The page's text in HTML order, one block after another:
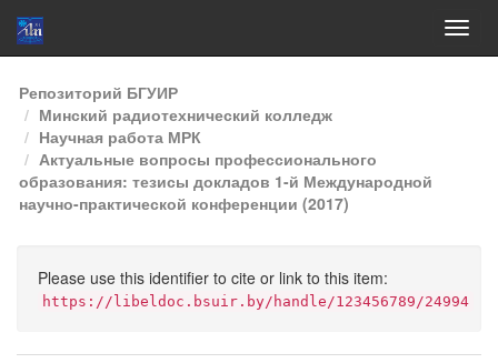
Skip
navigation
Репозиторий БГУИР
Минский радиотехнический колледж
Научная работа МРК
Актуальные вопросы профессионального
образования: тезисы докладов 1-й Международной
научно-практической конференции (2017)
Please use this identifier to cite or link to this item:
https://libeldoc.bsuir.by/handle/123456789/24994